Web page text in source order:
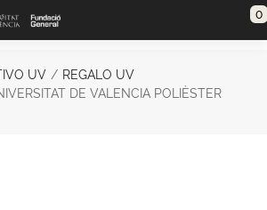
0
UV
REGALO UV
DE VALENCIA POLIÈSTER